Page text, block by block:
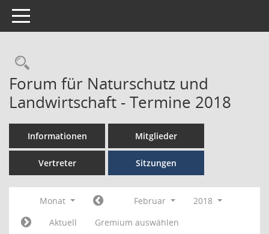
Toggle navigation
Forum für Naturschutz und
Landwirtschaft - Termine 2018
Informationen Mitglieder
Vertreter Sitzungen
Monat Februar
2018
Aktuell
Gremium auswählen